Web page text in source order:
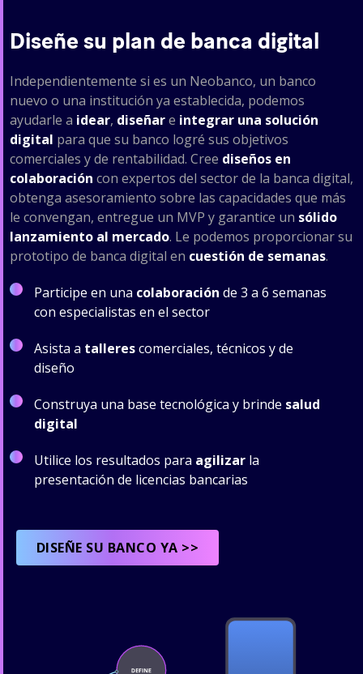
Diseñe su plan de banca digital
Independientemente si es un Neobanco, un banco
nuevo o una institución ya establecida, podemos
ayudarle a idear, diseñare integrar una solución
digital para que su banco logré sus objetivos
comerciales y de rentabilidad. Cree diseños en
colaboración con expertos del sector de la banca digital,
obtenga asesoramiento sobre las capacidades que más
le convengan, entregue un MVP y garantice un sólido
lanzamiento al mercado. Le podemos proporcionar su
prototipo de banca digital en cuestión de semanas.
Participe en una colaboración de 3 a 6 semanas
con especialistas en el sector
Asista a tallerescomerciales, técnicos y de
diseño
Construya una base tecnológica y brinde salud
digital
Utilice los resultados para agilizar la
presentación de licencias bancarias
DISEÑE SU BANCO YA >>